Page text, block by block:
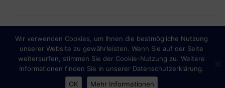
Impressum Datenschutzhinweise
Spendenkonto: IBAN
DE56430609674056430200
Wir verwenden Cookies, um Ihnen die bestmögliche Nutzung
unserer Website zu gewährleisten. Wenn Sie auf der Seite
weitersurfen, stimmen Sie der Cookie-Nutzung zu. Weitere
Informationen finden Sie in unserer Datenschutzerklärung.
OK
Mehr Informationen